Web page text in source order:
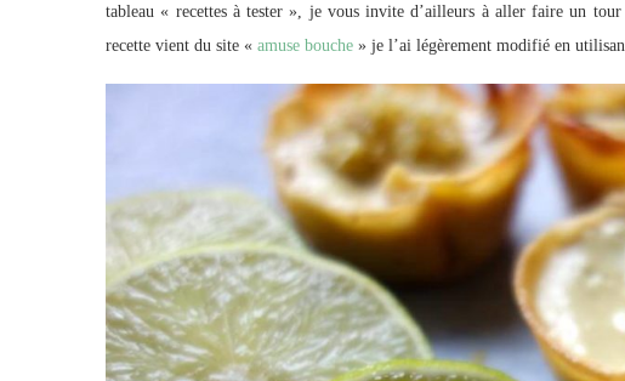
tableau « recettes à tester », je vous invite d’ailleurs à aller faire un
recette vient du site « amuse bouche » je l’ai légèrement modifié en